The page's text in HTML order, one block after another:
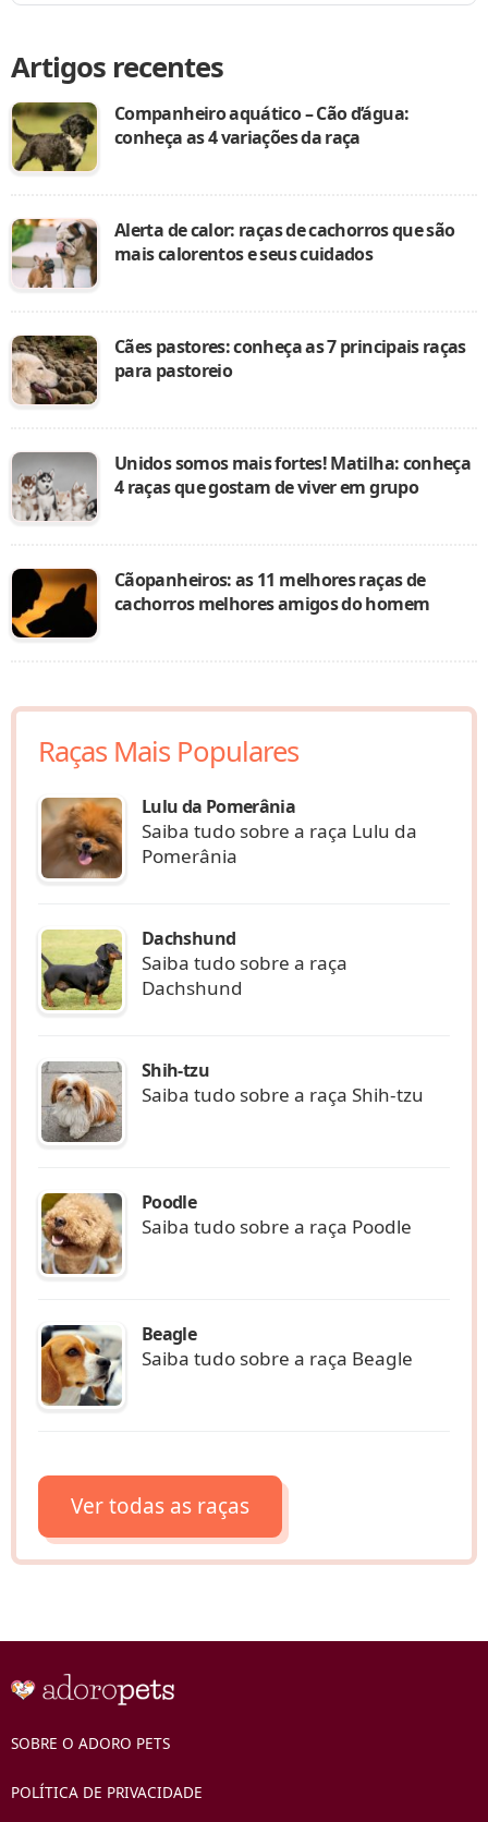
Artigos recentes
Companheiro aquático – Cão d’água:
conheça as 4 variações da raça
Alerta de calor: raças de cachorros que são
mais calorentos e seus cuidados
Cães pastores: conheça as 7 principais raças
para pastoreio
Unidos somos mais fortes! Matilha: conheça
4 raças que gostam de viver em grupo
Cãopanheiros: as 11 melhores raças de
cachorros melhores amigos do homem
Raças Mais Populares
Lulu da Pomerânia
Saiba tudo sobre a raça Lulu da
Pomerânia
Dachshund
Saiba tudo sobre a raça
Dachshund
Shih-tzu
Saiba tudo sobre a raça Shih-tzu
Poodle
Saiba tudo sobre a raça Poodle
Beagle
Saiba tudo sobre a raça Beagle
Ver todas as raças
SOBRE O ADORO PETS
POLÍTICA DE PRIVACIDADE